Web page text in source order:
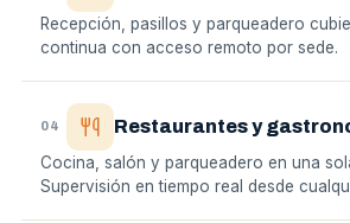
Recepción, pasillos y parqueadero
continua con acceso remoto por sede.
04 Restaurantes y
Cocina, salón y parqueadero en una
Supervisión en tiempo real desde